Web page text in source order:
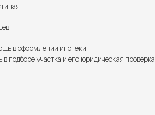
в оформлении ипотеки
подборе участка и его юридическая проверка